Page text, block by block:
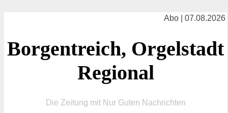
Abo | 07.08.2026
Borgentreich, Orgelstadt
Regional
Die Zeitung mit Nur Guten Nachrichten